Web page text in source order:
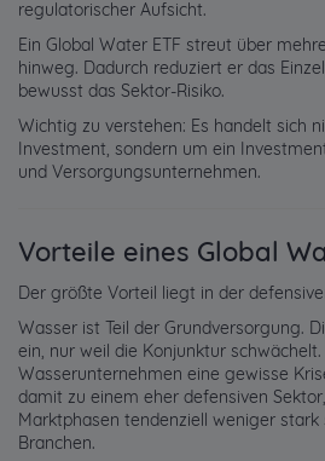
regulatorischer Aufsicht.
Ein Global Water ETF streut über
hinweg. Dadurch reduziert er das
bewusst das Sektor-Risiko.
Wichtig zu verstehen: Es handelt sich
Investment, sondern um ein
und Versorgungsunternehmen.
Vorteile eines Global
Der größte Vorteil liegt in der
Wasser ist Teil der Grundversorgung.
ein, nur weil die Konjunktur
Wasserunternehmen eine gewisse
damit zu einem eher defensiven
Marktphasen tendenziell weniger stark
Branchen.